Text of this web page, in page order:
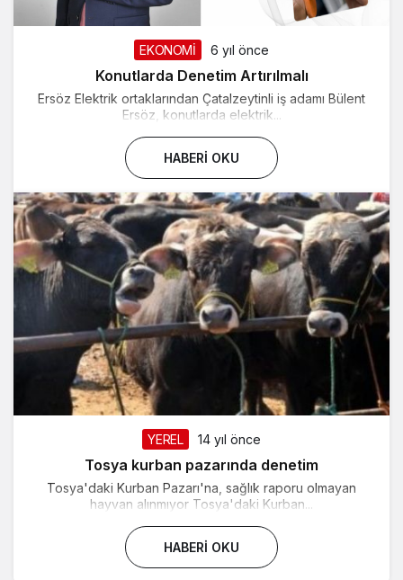
EKONOMİ 6 yıl önce
Konutlarda Denetim Artırılmalı
Ersöz Elektrik ortaklarından Çatalzeytinli iş adamı Bülent
Ersöz, konutlarda elektrik...
HABERI OKU
YEREL 14 yıl önce
Tosya kurban pazarında denetim
Tosya'daki Kurban Pazarı'na, sağlık raporu olmayan
hayvan alınmıyor Tosya'daki Kurban...
HABERI OKU